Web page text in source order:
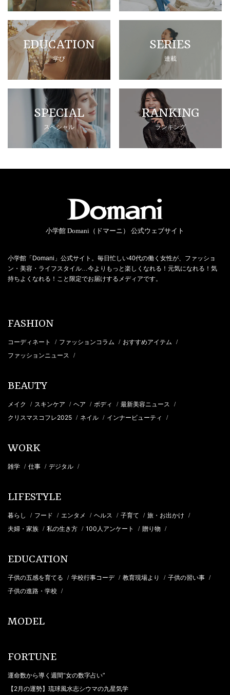
EDUCATION
学び
SERIES
連載
SPECIAL
スペシャル
RANKING
ランキング
小学館 Domani（ドマーニ） 公式ウェブサイト
小学館「Domani」公式サイト。毎日忙しい40代の働く女性が、ファッショ
ン・美容・ライフスタイル…今よりもっと楽しくなれる！元気になれる！気
持ちよくなれる！こと限定でお届けするメディアです。
FASHION
コーディネート / ファッションコラム / おすすめアイテム /
ファッションニュース /
BEAUTY
メイク / スキンケア / ヘア / ボディ / 最新美容ニュース /
クリスマスコフレ2025 / ネイル / インナービューティ /
WORK
雑学 / 仕事 / デジタル /
LIFESTYLE
暮らし / フード / エンタメ / ヘルス / 子育て / 旅・お出かけ /
夫婦・家族 / 私の生き方 / 100人アンケート / 贈り物 /
EDUCATION
子供の五感を育てる / 学校行事コーデ / 教育現場より / 子供の習い事 /
子供の進路・学校 /
MODEL
FORTUNE
運命数から導く週間“女の数字占い”
【2月の運勢】琉球風水志シウマの九星気学